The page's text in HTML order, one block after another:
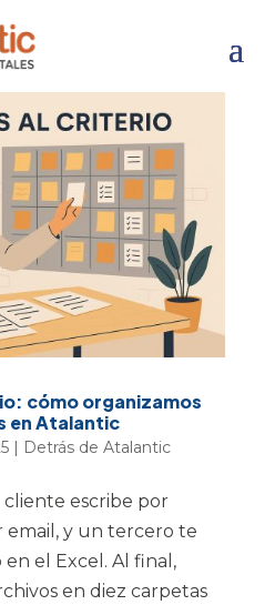
cómo organizamos
en Atalantic
| Detrás de Atalantic
cliente escribe por
email, y un tercero te
el Excel. Al final,
en diez carpetas